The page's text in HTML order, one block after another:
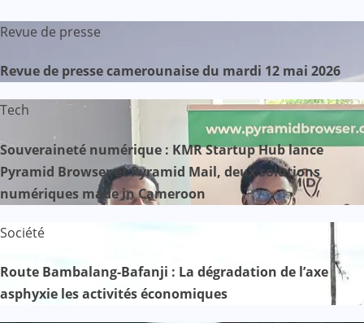
Revue de presse
Revue de presse camerounaise du mardi 12 mai 2026
Tech
Souveraineté numérique : KMR Startup Hub lance
Pyramid Browser et Pyramid Mail, deux solutions
numériques made in Cameroon
Société
Route Bambalang-Bafanji : La dégradation de l’axe
asphyxie les activités économiques